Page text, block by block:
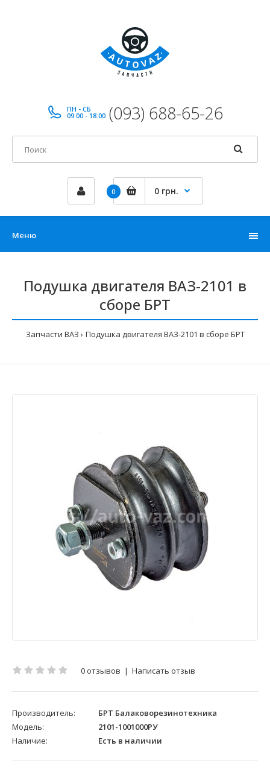
ПН - СБ
09:00 - 18:00 (093) 688-65-26
0 0 грн.
Меню
Подушка двигателя ВАЗ-2101 в
сборе БРТ
Запчасти ВАЗ Подушка двигателя ВАЗ-2101 в сборе БРТ
0 отзывов | Написать отзыв
Производитель:
БРТ Балаковорезинотехника
Модель:
2101-1001000РУ
Наличие:
Есть в наличии